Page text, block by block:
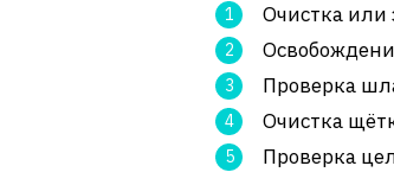
Очистка или
Проверка
Очистка
Проверка